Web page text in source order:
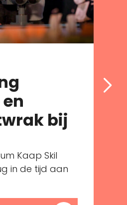
bij
Kaap Skil
in de tijd aan